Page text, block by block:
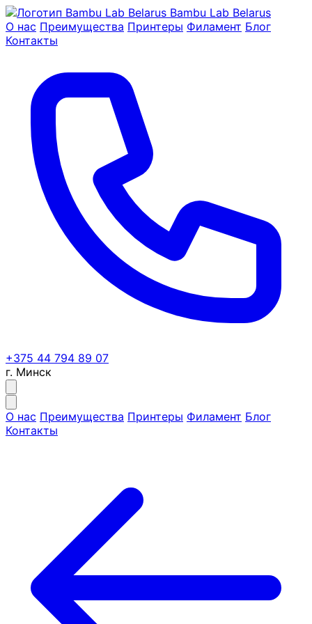
Bambu Lab Belarus
О нас Преимущества Принтеры Филамент Блог
Контакты
+375 44 794 89 07
г. Минск
О нас Преимущества Принтеры Филамент Блог
Контакты